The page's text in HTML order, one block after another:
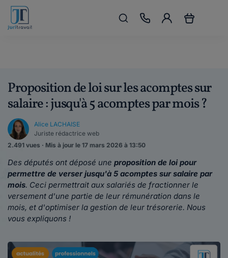
Proposition de loi sur les acomptes sur
salaire : jusqu'à 5 acomptes par mois ?
Alice LACHAISE
Juriste rédactrice web
2.491 vues · Mis à jour le 17 mars 2026 à 13:50
Des députés ont déposé une proposition de loi pour
permettre de verser jusqu'à 5 acomptes sur salaire par
mois. Ceci permettrait aux salariés de fractionner le
versement d'une partie de leur rémunération dans le
mois, et d'optimiser la gestion de leur trésorerie. Nous
vous expliquons !